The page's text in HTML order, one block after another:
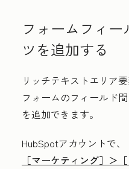
フォームフィ
ツを追加する
リッチテキストエリア
フォームのフィールド
を追加できます。
HubSpotアカウントで、
［マーケティング］＞